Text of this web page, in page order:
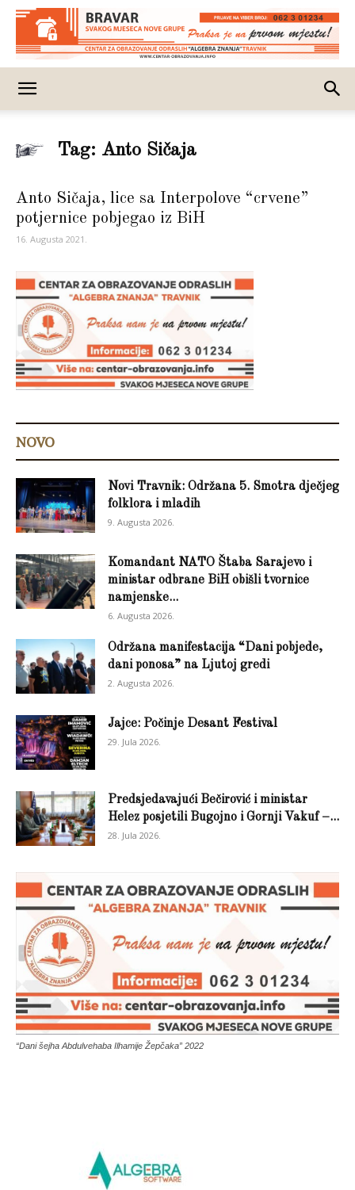
Tag: Anto Sičaja
Anto Sičaja, lice sa Interpolove “crvene”
potjernice pobjegao iz BiH
16. Augusta 2021.
NOVO
Novi Travnik: Održana 5. Smotra dječjeg
folklora i mladih
9. Augusta 2026.
Komandant NATO Štaba Sarajevo i
ministar odbrane BiH obišli tvornice
namjenske...
6. Augusta 2026.
Održana manifestacija “Dani pobjede,
dani ponosa” na Ljutoj gredi
2. Augusta 2026.
Jajce: Počinje Desant Festival
29. Jula 2026.
Predsjedavajući Bečirović i ministar
Helez posjetili Bugojno i Gornji Vakuf –...
28. Jula 2026.
“Dani šejha Abdulvehaba Ilhamije Žepčaka” 2022